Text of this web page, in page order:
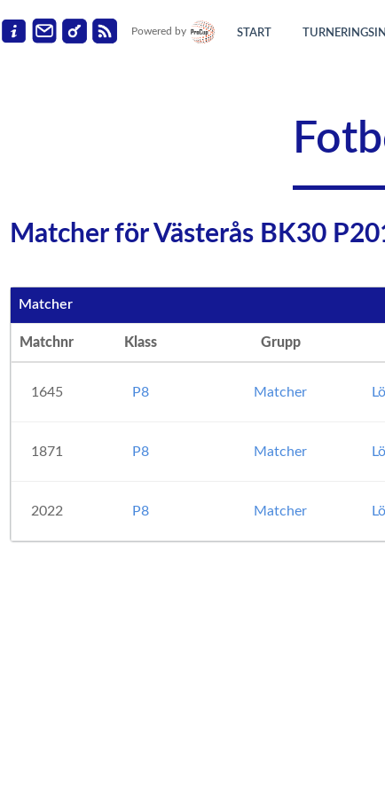
Powered by START
Matcher för Västerås BK30
Matcher
Matchnr Klass Grupp
1645 P8 Matcher
1871 P8 Matcher
2022 P8 Matcher